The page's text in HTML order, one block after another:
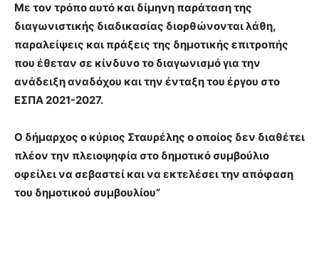
Με τον τρόπο αυτό και δίμηνη παράταση της
διαγωνιστικής διαδικασίας διορθώνονται λάθη,
παραλείψεις και πράξεις της δημοτικής επιτροπής
που έθεταν σε κίνδυνο το διαγωνισμό για την
ανάδειξη αναδόχου και την ένταξη του έργου στο
ΕΣΠΑ 2021-2027.
Ο δήμαρχος ο κύριος Σταυρέλης ο οποίος δεν διαθέτει
πλέον την πλειοψηφία στο δημοτικό συμβούλιο
οφείλει να σεβαστεί και να εκτελέσει την απόφαση
του δημοτικού συμβουλίου”